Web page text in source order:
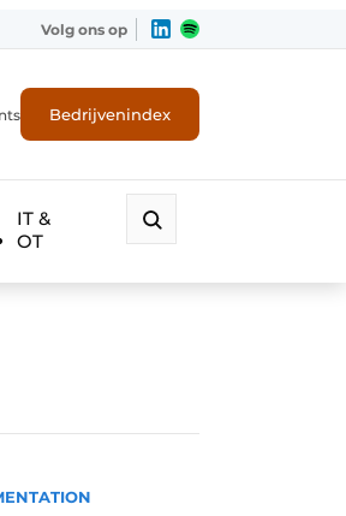
Volg ons op
Bedrijvenindex
IT &
OT